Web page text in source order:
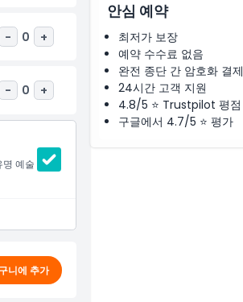
- 0 +
- 0 +
예술
니에 추가
안심 예약
최저가 보장
예약 수수료 없음
완전 종단 간 암호화 결제
24시간 고객 지원
4.8/5 ⭐ Trustpilot 평점
구글에서 4.7/5 ⭐ 평가